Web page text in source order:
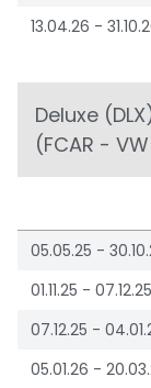
13.04.26 -
Deluxe
(FCAR -
05.05.25 -
01.11.25 - 07.12.25
07.12.25 -
05.01.26 -